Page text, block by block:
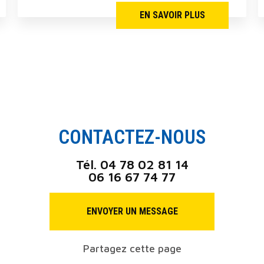
EN SAVOIR PLUS
CONTACTEZ-NOUS
Tél. 04 78 02 81 14
06 16 67 74 77
ENVOYER UN MESSAGE
Partagez cette page